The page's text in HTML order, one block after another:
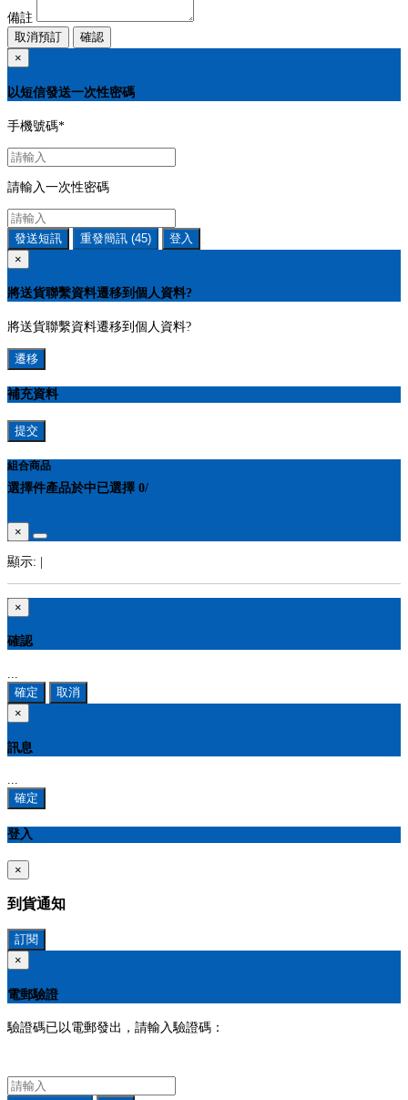
備註
取消預訂
確認
×
以短信發送一次性密碼
手機號碼*
請輸入一次性密碼
發送短訊 重發簡訊 (45)
登入
×
將送貨聯繫資料遷移到個人資料?
將送貨聯繫資料遷移到個人資料?
遷移
補充資料
提交
組合商品
選擇件產品於中已選擇 0/
×
顯示:
×
確認
...
確定
取消
×
訊息
...
確定
登入
×
到貨通知
訂閱
×
電郵驗證
驗證碼已以電郵發出，請輸入驗證碼：